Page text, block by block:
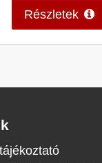
Részletek